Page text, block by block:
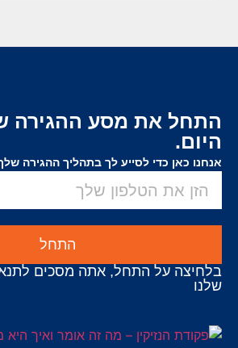
התחל את מסע ההגירה
היום.
אנחנו כאן כדי לסייע לך בתהליך ההגירה
התחל
בלחיצה על התחל, אתה מסכים
שלנו